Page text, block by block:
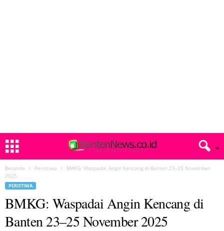
Beranda Peristiwa
BMKG: Waspadai Angin Kencang di Banten 23–25 November
2025
PERISTIWA
BMKG: Waspadai Angin Kencang di
Banten 23–25 November 2025